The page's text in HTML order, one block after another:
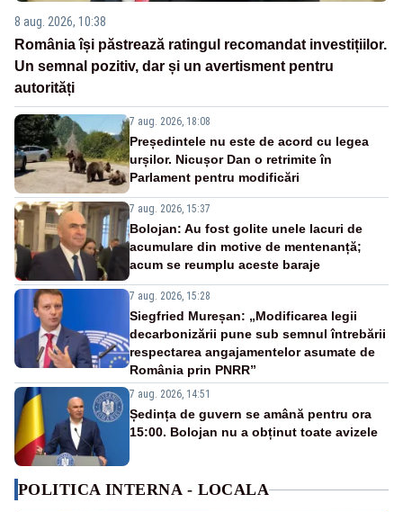
8 aug. 2026, 10:38
România își păstrează ratingul recomandat investițiilor.
Un semnal pozitiv, dar și un avertisment pentru
autorități
7 aug. 2026, 18:08
Președintele nu este de acord cu legea
urșilor. Nicușor Dan o retrimite în
Parlament pentru modificări
7 aug. 2026, 15:37
Bolojan: Au fost golite unele lacuri de
acumulare din motive de mentenanță;
acum se reumplu aceste baraje
7 aug. 2026, 15:28
Siegfried Mureșan: „Modificarea legii
decarbonizării pune sub semnul întrebării
respectarea angajamentelor asumate de
România prin PNRR”
7 aug. 2026, 14:51
Ședința de guvern se amână pentru ora
15:00. Bolojan nu a obținut toate avizele
POLITICA INTERNA - LOCALA